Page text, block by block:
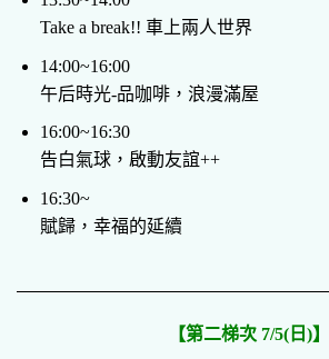
Take a break!! 車上兩人世界
14:00~16:00
午后時光-品咖啡，浪漫滿屋
16:00~16:30
告白氣球，啟動友誼++
16:30~
賦歸，幸福的延續
【第二梯次 7/5(日)】